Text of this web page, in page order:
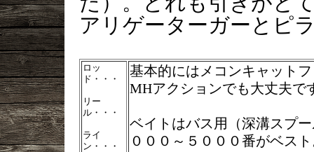
アリゲーターガーとピ
ロッ
ド・・・
リー
ル・・・
ライ
ン・・・
基本的にはメコンキャット
MHアクションでも大丈夫で
ベイトはバス用（深溝スプ
０００～５０００番がベス